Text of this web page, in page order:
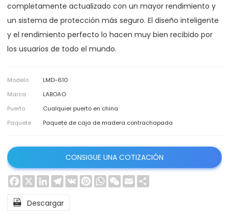
completamente actualizado con un mayor rendimiento y
un sistema de protección más seguro. El diseño inteligente
y el rendimiento perfecto lo hacen muy bien recibido por
los usuarios de todo el mundo.
Modelo
LMD-610
Marca
LABOAO
Puerto
Cualquier puerto en china
Paquete
Paquete de caja de madera contrachapada
CONSIGUE UNA COTIZACIÓN
Facebook
X LinkedInTelegram
VK PinterestWhatsApp
WeChat
Email
 Descargar